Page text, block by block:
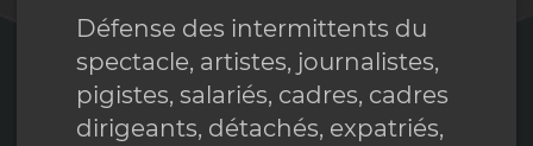
Défense des intermittents du
spectacle, artistes, journalistes,
pigistes, salariés, cadres, cadres
dirigeants, détachés, expatriés,